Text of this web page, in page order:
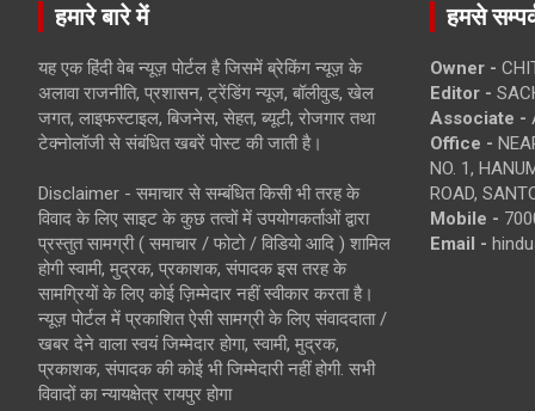
हमारे बारे में
यह एक हिंदी वेब न्यूज़ पोर्टल है जिसमें ब्रेकिंग न्यूज़ के
अलावा राजनीति, प्रशासन, ट्रेंडिंग न्यूज, बॉलीवुड, खेल
जगत, लाइफस्टाइल, बिजनेस, सेहत, ब्यूटी, रोजगार तथा
टेक्नोलॉजी से संबंधित खबरें पोस्ट की जाती है।
Disclaimer - समाचार से सम्बंधित किसी भी तरह के
विवाद के लिए साइट के कुछ तत्वों में उपयोगकर्ताओं द्वारा
प्रस्तुत सामग्री ( समाचार / फोटो / विडियो आदि ) शामिल
होगी स्वामी, मुद्रक, प्रकाशक, संपादक इस तरह के
सामग्रियों के लिए कोई ज़िम्मेदार नहीं स्वीकार करता है।
न्यूज़ पोर्टल में प्रकाशित ऐसी सामग्री के लिए संवाददाता /
खबर देने वाला स्वयं जिम्मेदार होगा, स्वामी, मुद्रक,
प्रकाशक, संपादक की कोई भी जिम्मेदारी नहीं होगी. सभी
विवादों का न्यायक्षेत्र रायपुर होगा
हमसे
Owner -
Editor -
Associate -
Office -
NO. 1,
ROAD,
Mobile -
Email -